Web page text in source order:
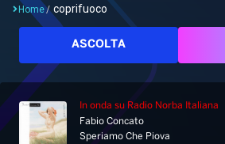
Home
Home/ coprifuoco
ASCOLTA
In onda su Radio Norba Italiana
Fabio Concato
Speriamo Che Piova